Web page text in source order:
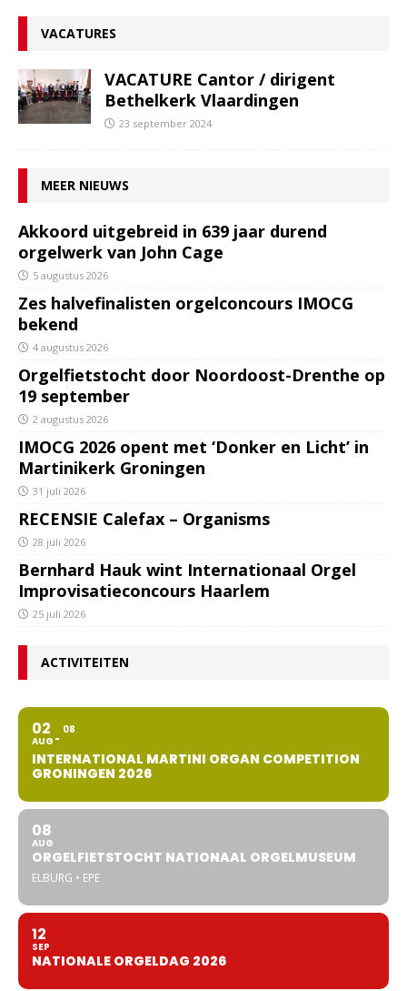
VACATURES
VACATURE Cantor / dirigent
Bethelkerk Vlaardingen
23 september 2024
MEER NIEUWS
Akkoord uitgebreid in 639 jaar durend
orgelwerk van John Cage
5 augustus 2026
Zes halvefinalisten orgelconcours IMOCG
bekend
4 augustus 2026
Orgelfietstocht door Noordoost-Drenthe op
19 september
2 augustus 2026
IMOCG 2026 opent met ‘Donker en Licht’ in
Martinikerk Groningen
31 juli 2026
RECENSIE Calefax – Organisms
28 juli 2026
Bernhard Hauk wint Internationaal Orgel
Improvisatieconcours Haarlem
25 juli 2026
ACTIVITEITEN
02
AUG
08
INTERNATIONAL MARTINI ORGAN COMPETITION
GRONINGEN 2026
08
AUG
ORGELFIETSTOCHT NATIONAAL ORGELMUSEUM
ELBURG • EPE
12
SEP
NATIONALE ORGELDAG 2026